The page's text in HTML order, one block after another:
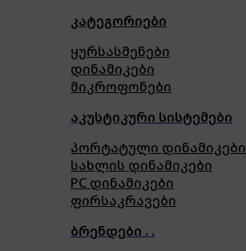
კატეგორიები
ყურსასმენები
დინამიკები
მიკროფონები
აკუსტიკური სისტემები
პორტატული დინამიკები
სახლის დინამიკები
PC დინამიკები
ფირსაკრავები
ბრენდები . .